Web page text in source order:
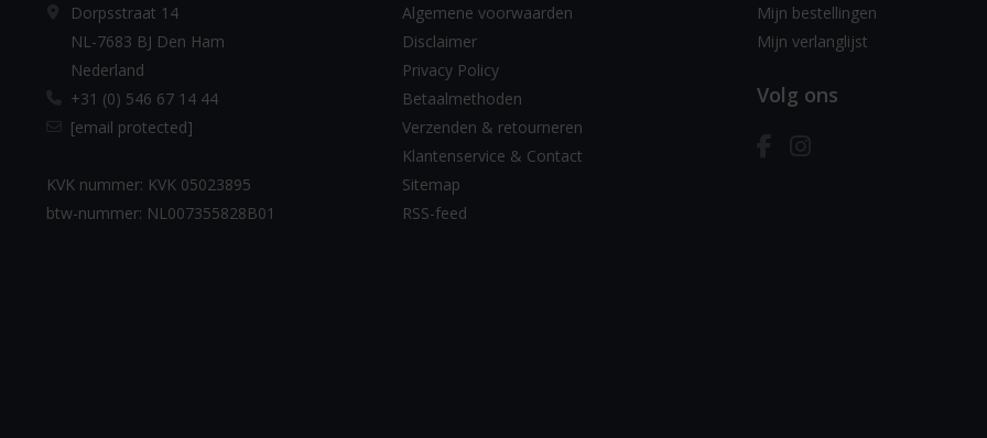
Dorpsstraat 14
NL-7683 BJ Den Ham
Nederland
+31 (0) 546 67 14 44
[email protected]
KVK nummer: KVK 05023895
btw-nummer: NL007355828B01
Algemene voorwaarden
Disclaimer
Privacy Policy
Betaalmethoden
Verzenden & retourneren
Klantenservice & Contact
Sitemap
RSS-feed
Mijn bestellingen
Mijn verlanglijst
Volg ons